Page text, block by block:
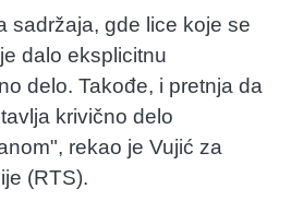
sadržaja, gde lice koje se
dalo eksplicitnu
delo. Takođe, i pretnja da
krivično delo
rekao je Vujić za
(RTS).